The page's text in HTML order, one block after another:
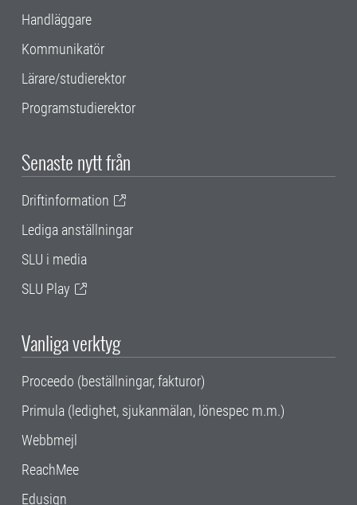
Handläggare
Kommunikatör
Lärare/studierektor
Programstudierektor
Senaste nytt från
Driftinformation
Lediga anställningar
SLU i media
SLU Play
Vanliga verktyg
Proceedo (beställningar, fakturor)
Primula (ledighet, sjukanmälan, lönespec m.m.)
Webbmejl
ReachMee
Edusign